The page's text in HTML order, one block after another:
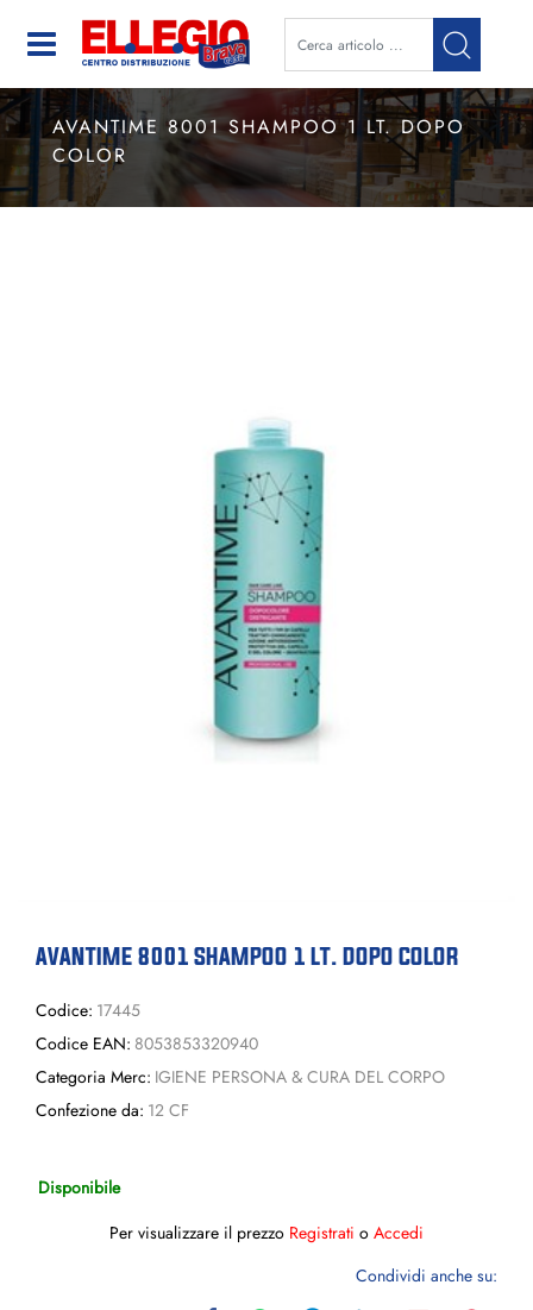
Open
AVANTIME 8001 SHAMPOO 1 LT. DOPO
COLOR
AVANTIME 8001 SHAMPOO 1 LT. DOPO COLOR
Codice: 17445
Codice EAN: 8053853320940
Categoria Merc: IGIENE PERSONA & CURA DEL CORPO
Confezione da: 12 CF
Disponibile
Per visualizzare il prezzo Registrati o Accedi
Condividi anche su: